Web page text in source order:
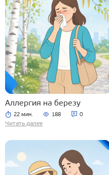
Аллергия на березу
22 мин. 188 0
Читать далее